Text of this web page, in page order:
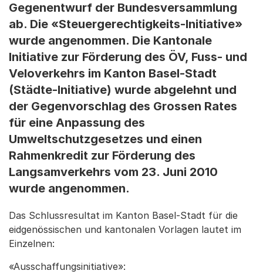
Gegenentwurf der Bundesversammlung
ab. Die «Steuergerechtigkeits-Initiative»
wurde angenommen. Die Kantonale
Initiative zur Förderung des ÖV, Fuss- und
Veloverkehrs im Kanton Basel-Stadt
(Städte-Initiative) wurde abgelehnt und
der Gegenvorschlag des Grossen Rates
für eine Anpassung des
Umweltschutzgesetzes und einen
Rahmenkredit zur Förderung des
Langsamverkehrs vom 23. Juni 2010
wurde angenommen.
Das Schlussresultat im Kanton Basel-Stadt für die
eidgenössischen und kantonalen Vorlagen lautet im
Einzelnen:
«Ausschaffungsinitiative»: